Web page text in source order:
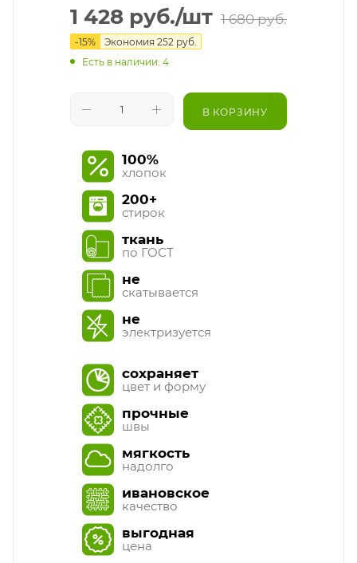
1 428 руб./шт 1 680руб.
-15% Экономия 252 руб.
Есть в наличии: 4
В КОРЗИНУ
100%
хлопок
200+
стирок
ткань
по ГОСТ
не
скатывается
не
электризуется
сохраняет
цвет и форму
прочные
швы
мягкость
надолго
ивановское
качество
выгодная
цена